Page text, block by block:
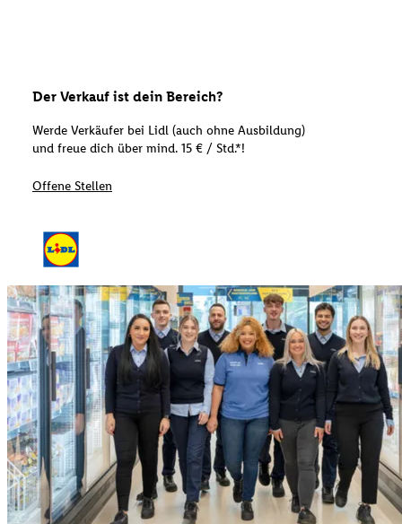
Der Verkauf ist dein Bereich?
Werde Verkäufer bei Lidl (auch ohne Ausbildung)
und freue dich über mind. 15 € / Std.*!
Offene Stellen